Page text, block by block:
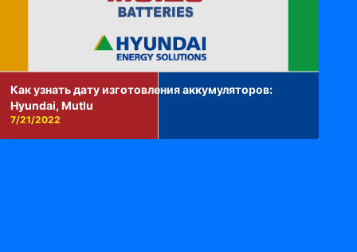
Как узнать дату изготовления аккумуляторов:
Hyundai, Mutlu
7/21/2022